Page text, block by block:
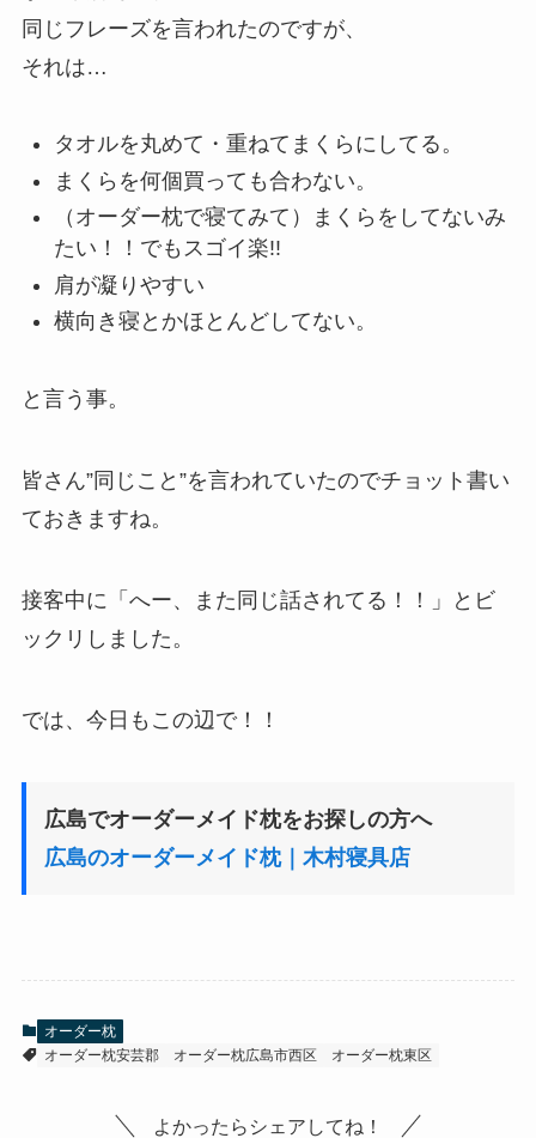
同じフレーズを言われたのですが、
それは…
タオルを丸めて・重ねてまくらにしてる。
まくらを何個買っても合わない。
（オーダー枕で寝てみて）まくらをしてないみ
たい！！でもスゴイ楽!!
肩が凝りやすい
横向き寝とかほとんどしてない。
と言う事。
皆さん”同じこと”を言われていたのでチョット書い
ておきますね。
接客中に「へー、また同じ話されてる！！」とビ
ックリしました。
では、今日もこの辺で！！
広島でオーダーメイド枕をお探しの方へ
広島のオーダーメイド枕｜木村寝具店
オーダー枕
オーダー枕安芸郡
オーダー枕広島市西区 オーダー枕東区
よかったらシェアしてね！